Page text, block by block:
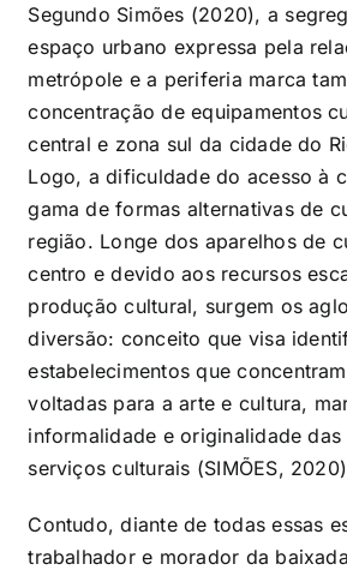
Segundo Simões (2020), a
espaço urbano expressa pela
metrópole e a periferia marca
concentração de equipamentos
central e zona sul da cidade do
Logo, a dificuldade do acesso à
gama de formas alternativas de
região. Longe dos aparelhos de
centro e devido aos recursos
produção cultural, surgem os
diversão: conceito que visa
estabelecimentos que
voltadas para a arte e cultura,
informalidade e originalidade
serviços culturais (SIMÕES,
Contudo, diante de todas essas
trabalhador e morador da